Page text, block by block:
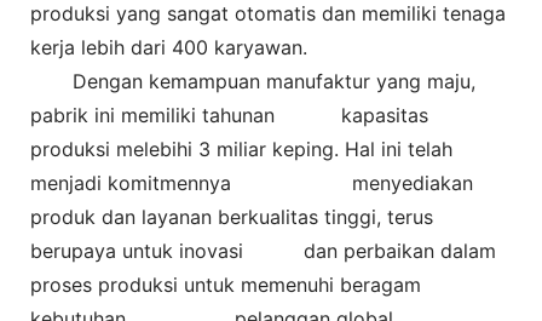
produksi yang sangat otomatis dan memiliki tenaga
kerja lebih dari 400 karyawan.
Dengan kemampuan manufaktur yang maju,
pabrik ini memiliki tahunan
kapasitas
produksi melebihi 3 miliar keping. Hal ini telah
menjadi komitmennya
menyediakan
produk dan layanan berkualitas tinggi, terus
berupaya untuk inovasi dan perbaikan dalam
proses produksi untuk memenuhi beragam